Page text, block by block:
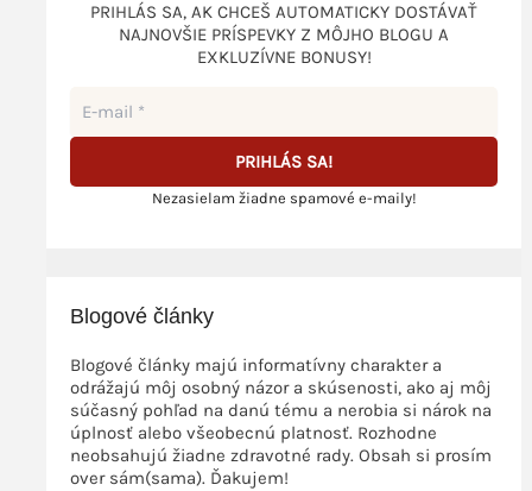
PRIHLÁS SA, AK CHCEŠ AUTOMATICKY DOSTÁVAŤ
NAJNOVŠIE PRÍSPEVKY Z MÔJHO BLOGU A
EXKLUZÍVNE BONUSY!
Nezasielam žiadne spamové e-maily!
Blogové články
Blogové články majú informatívny charakter a
odrážajú môj osobný názor a skúsenosti, ako aj môj
súčasný pohľad na danú tému a nerobia si nárok na
úplnosť alebo všeobecnú platnosť. Rozhodne
neobsahujú žiadne zdravotné rady. Obsah si prosím
over sám(sama). Ďakujem!